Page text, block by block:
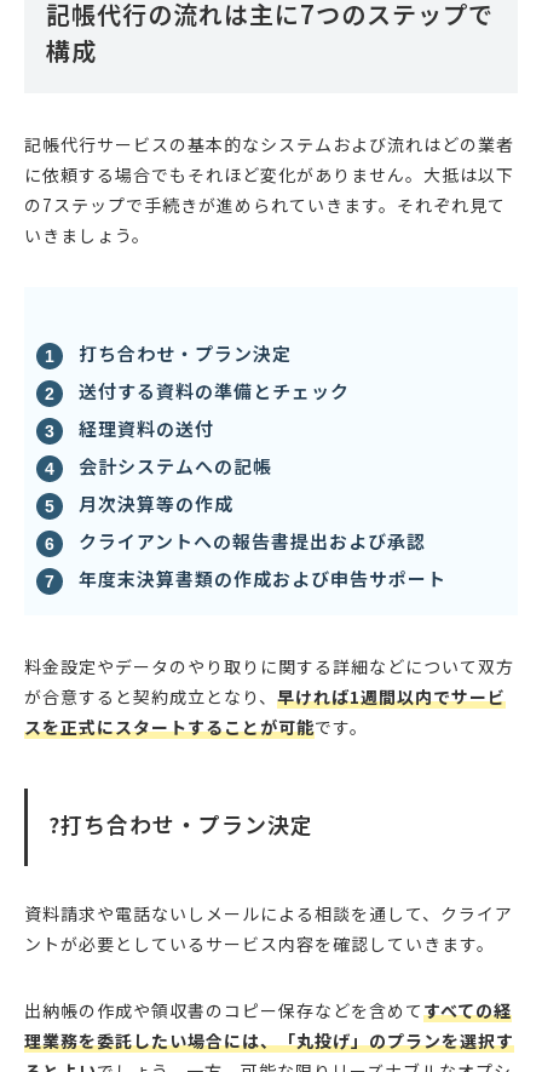
記帳代行の流れは主に7つのステップで
構成
記帳代行サービスの基本的なシステムおよび流れはどの業者
に依頼する場合でもそれほど変化がありません。大抵は以下
の7ステップで手続きが進められていきます。それぞれ見て
いきましょう。
打ち合わせ・プラン決定
送付する資料の準備とチェック
経理資料の送付
会計システムへの記帳
月次決算等の作成
クライアントへの報告書提出および承認
年度末決算書類の作成および申告サポート
料金設定やデータのやり取りに関する詳細などについて双方
が合意すると契約成立となり、 早ければ1週間以内でサービ
スを正式にスタートすることが可能です。
?打ち合わせ・プラン決定
資料請求や電話ないしメールによる相談を通して、クライア
ントが必要としているサービス内容を確認していきます。
出納帳の作成や領収書のコピー保存などを含めてすべての経
理業務を委託したい場合には、「丸投げ」のプランを選択す